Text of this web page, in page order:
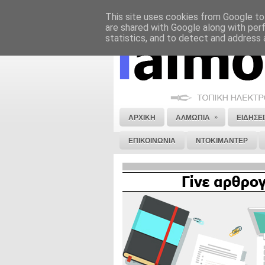
ΝΟΜΙΚΗ ΣΗΜΕΙΩΣΗ ΔΙΑΦΗΜΙΣΗ
ΑΡΧΙΚΗ ΑΛΜΩΠΙΑ »
ΕΠΙΚΟΙΝΩΝΙΑ ΝΤΟΚΙΜΑΝΤΕΡ
This site uses cookies from Google
are shared with Google along with
statistics, and to detect and address